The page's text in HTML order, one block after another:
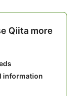
Qiita more
information